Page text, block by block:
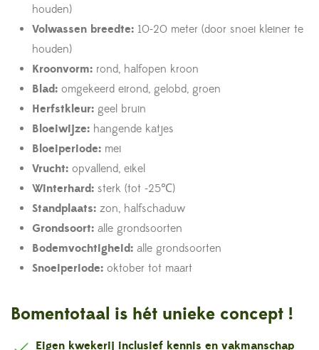
houden)
Volwassen breedte: 10-20 meter (door snoei kleiner te
houden)
Kroonvorm: rond, halfopen kroon
Blad: omgekeerd eirond, gelobd, groen
Herfstkleur: geel bruin
Bloeiwijze: hangende katjes
Bloeiperiode: mei
Vrucht: opvallend, eikel
Winterhard: sterk (tot -25℃)
Standplaats: zon, halfschaduw
Grondsoort: alle grondsoorten
Bodemvochtigheid: alle grondsoorten
Snoeiperiode: oktober tot maart
Bomentotaal is hét unieke concept !
Eigen kwekerij inclusief kennis en vakmanschap